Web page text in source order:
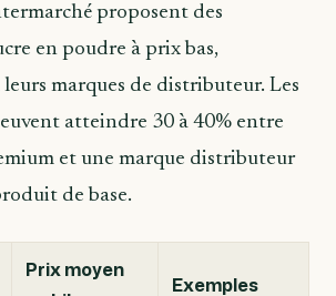
proposent des
en poudre à prix bas,
marques de distributeur. Les
atteindre 30 à 40% entre
et une marque distributeur
de base.
Prix moyen
Exemples